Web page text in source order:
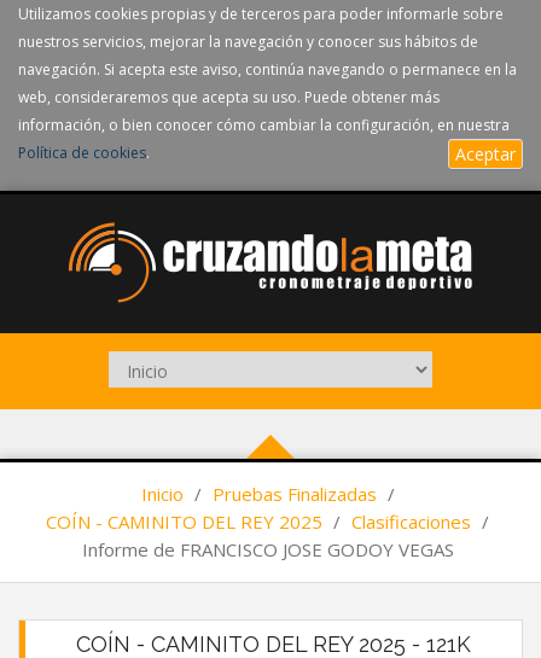
Utilizamos cookies propias y de terceros para poder informarle sobre
nuestros servicios, mejorar la navegación y conocer sus hábitos de
navegación. Si acepta este aviso, continúa navegando o permanece en la
web, consideraremos que acepta su uso. Puede obtener más
información, o bien conocer cómo cambiar la configuración, en nuestra
Política de cookies. Aceptar
Inicio / Pruebas Finalizadas /
COÍN - CAMINITO DEL REY 2025 / Clasificaciones /
Informe de FRANCISCO JOSE GODOY VEGAS
COÍN - CAMINITO DEL REY 2025 - 121K